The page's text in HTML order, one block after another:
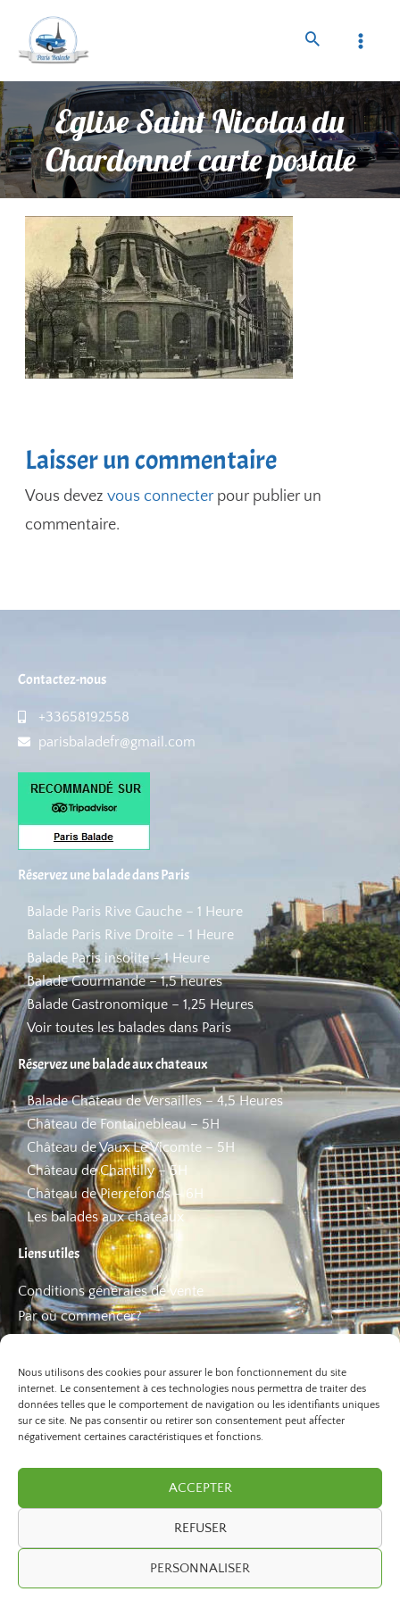
Nous utilisons des cookies pour assurer le bon fonctionnement du site
internet. Le consentement à ces technologies nous permettra de traiter des
données telles que le comportement de navigation ou les identifiants uniques
sur ce site. Ne pas consentir ou retirer son consentement peut affecter
négativement certaines caractéristiques et fonctions.
ACCEPTER
REFUSER
PERSONNALISER
Eglise Saint Nicolas du
Chardonnet carte postale
Laisser un commentaire
Vous devezvous connecterpour publier un
commentaire.
Contactez-nous
+33658192558
parisbaladefr@gmail.com
Réservez une balade dans Paris
Balade Paris Rive Gauche – 1 Heure
Balade Paris Rive Droite – 1 Heure
Balade Paris insolite – 1 Heure
Balade Gourmande – 1,5 heures
Balade Gastronomique – 1,25 Heures
Voir toutes les balades dans Paris
Réservez une balade aux chateaux
Balade Château de Versailles – 4,5 Heures
Château de Fontainebleau – 5H
Château de Vaux Le Vicomte – 5H
Château de Chantilly – 5H
Château de Pierrefonds – 6H
Les balades aux châteaux
Liens utiles
Conditions générales de vente
Par où commencer?
Les bons plans
©2026 Paris Balade. Tous droits réservé.